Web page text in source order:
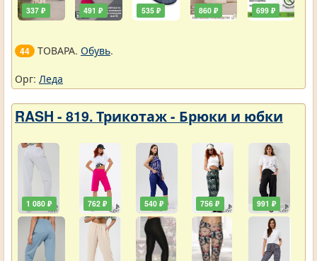
337 ₽ 491 ₽ 535 ₽ 860 ₽ 699 ₽
44 ТОВАРА. Обувь.
Орг: Леда
RASH - 819. Трикотаж - Брюки и юбки
1 080 ₽ 762 ₽ 540 ₽ 756 ₽ 991 ₽